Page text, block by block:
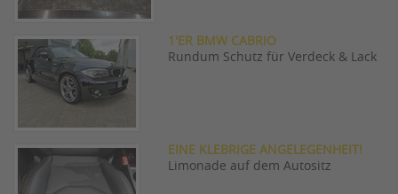
1'ER BMW CABRIO
Rundum Schutz für Verdeck & Lack
EINE KLEBRIGE ANGELEGENHEIT!
Limonade auf dem Autositz